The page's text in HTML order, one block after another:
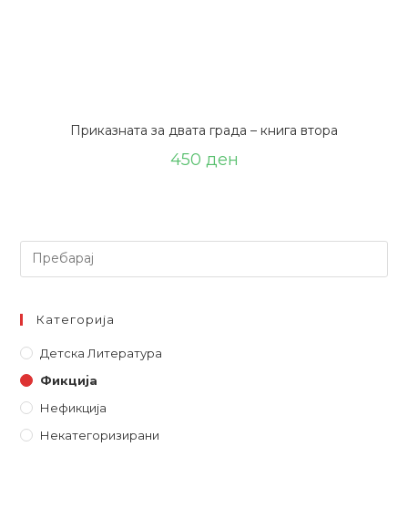
Приказната за двата града – книга втора
450 ден
Барај
Категорија
Детска Литературa
Фикција
Нефикција
Некатегоризирани